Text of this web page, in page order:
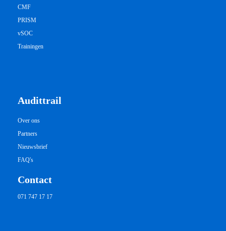
CMF
PRISM
vSOC
Trainingen
Audittrail
Over ons
Partners
Nieuwsbrief
FAQ's
Contact
071 747 17 17